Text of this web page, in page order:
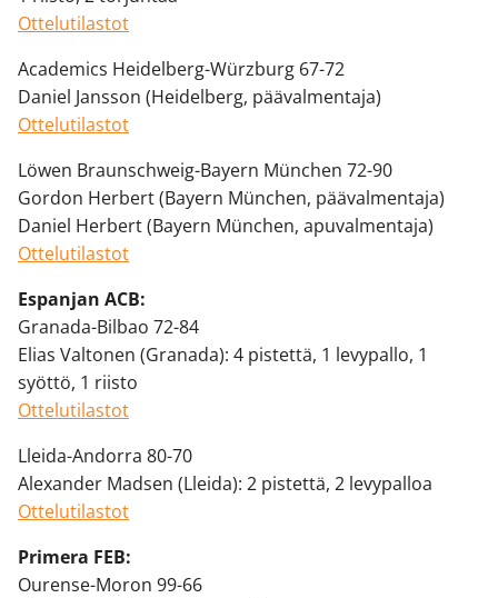
Ottelutilastot
Academics Heidelberg-Würzburg 67-72
Daniel Jansson (Heidelberg, päävalmentaja)
Ottelutilastot
Löwen Braunschweig-Bayern München 72-90
Gordon Herbert (Bayern München, päävalmentaja)
Daniel Herbert (Bayern München, apuvalmentaja)
Ottelutilastot
Espanjan ACB:
Granada-Bilbao 72-84
Elias Valtonen (Granada): 4 pistettä, 1 levypallo, 1
syöttö, 1 riisto
Ottelutilastot
Lleida-Andorra 80-70
Alexander Madsen (Lleida): 2 pistettä, 2 levypalloa
Ottelutilastot
Primera FEB:
Ourense-Moron 99-66